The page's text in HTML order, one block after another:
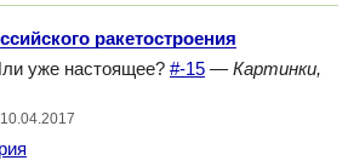
ракетостроения
уже настоящее? #-15 — Картинки,